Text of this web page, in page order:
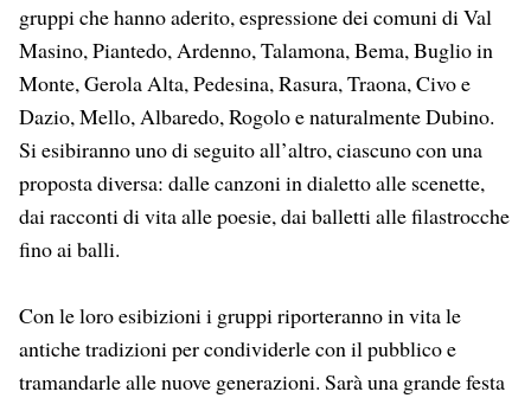
gruppi che hanno aderito, espressione dei comuni di Val
Masino, Piantedo, Ardenno, Talamona, Bema, Buglio in
Monte, Gerola Alta, Pedesina, Rasura, Traona, Civo e
Dazio, Mello, Albaredo, Rogolo e naturalmente Dubino.
Si esibiranno uno di seguito all’altro, ciascuno con una
proposta diversa: dalle canzoni in dialetto alle scenette,
dai racconti di vita alle poesie, dai balletti alle filastrocche
fino ai balli.
Con le loro esibizioni i gruppi riporteranno in vita le
antiche tradizioni per condividerle con il pubblico e
tramandarle alle nuove generazioni. Sarà una grande festa